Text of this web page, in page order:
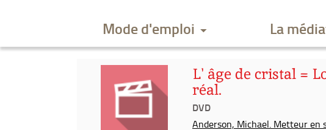
Mode d'emploi La
L' âge de cristal =
réal.
DVD
Anderson, Michael. Metteur en